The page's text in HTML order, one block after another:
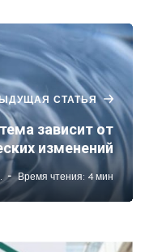
СТАТЬЯ
зависит от
изменений
Время чтения: 4 мин